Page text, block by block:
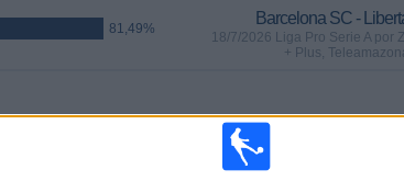
81,49%
Barcelona SC -
18/7/2026 Liga Pro Serie A por
+ Plus,
PARTIDOS